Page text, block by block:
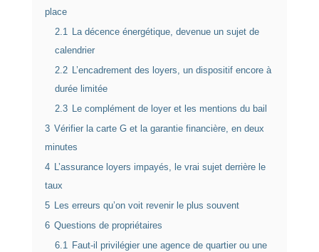
place
2.1 La décence énergétique, devenue un sujet de
calendrier
2.2 L’encadrement des loyers, un dispositif encore à
durée limitée
2.3 Le complément de loyer et les mentions du bail
3 Vérifier la carte G et la garantie financière, en deux
minutes
4 L’assurance loyers impayés, le vrai sujet derrière le
taux
5 Les erreurs qu’on voit revenir le plus souvent
6 Questions de propriétaires
6.1 Faut-il privilégier une agence de quartier ou une